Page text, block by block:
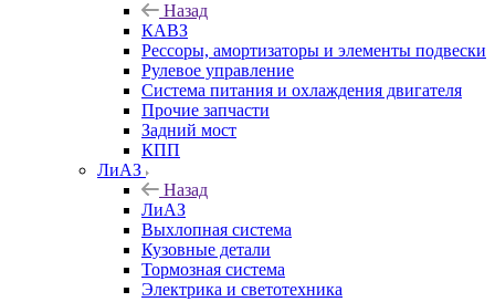
Назад
КАВЗ
Рессоры, амортизаторы и элементы подвески
Рулевое управление
Система питания и охлаждения двигателя
Прочие запчасти
Задний мост
КПП
ЛиАЗ
Назад
ЛиАЗ
Выхлопная система
Кузовные детали
Тормозная система
Электрика и светотехника